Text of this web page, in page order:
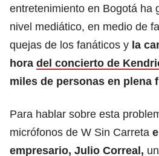
entretenimiento en Bogotá ha
nivel mediático, en medio de
quejas de los fanáticos y la
hora del concierto de
miles de personas en plena
Para hablar sobre esta
micrófonos de W Sin Carreta
empresario, Julio Correal,